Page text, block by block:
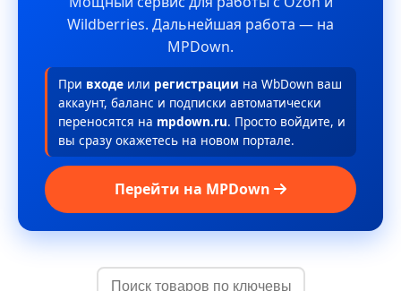
Wildberries. Дальнейшая работа — на
MPDown.
При входе или регистрации на WbDown ваш
аккаунт, баланс и подписки автоматически
переносятся на mpdown.ru. Просто войдите, и
вы сразу окажетесь на новом портале.
Перейти на MPDown